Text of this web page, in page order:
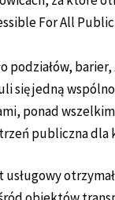
For All
podziałów,
się jedną
ponad
publiczna dla